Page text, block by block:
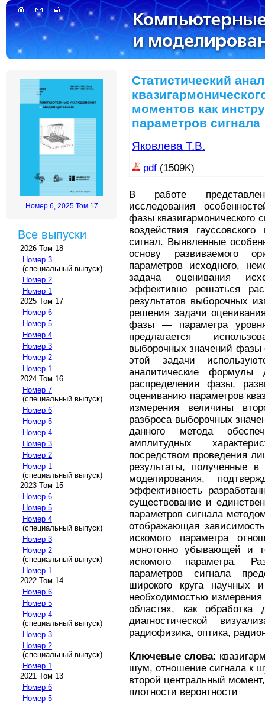
Номер 6, 2025 Том 17
Все выпуски
2026 Том 18
Номер 3
(специальный выпуск)
Номер 2
Номер 1
2025 Том 17
Номер 6
Номер 5
Номер 4
Номер 3
Номер 2
Номер 1
2024 Том 16
Номер 7
(специальный выпуск)
Номер 6
Номер 5
Номер 4
Номер 3
Номер 2
Номер 1
(специальный выпуск)
2023 Том 15
Номер 6
Номер 5
Номер 4
(специальный выпуск)
Номер 3
Номер 2
(специальный выпуск)
Номер 1
2022 Том 14
Номер 6
Номер 5
Номер 4
(специальный выпуск)
Номер 3
Номер 2
(специальный выпуск)
Номер 1
2021 Том 13
Номер 6
Номер 5
Статистический
моментов как
параметров сигнала
Яковлева Т.В.
pdf (1509K)
В работе
исследования
фазы квазигармонического
воздействия
сигнал. Выявленные
основу развиваемого
параметров исходного,
задача оценивания
эффективно решаться
результатов выборочных
решения задачи
фазы — параметра
предлагается
выборочных значений фазы
этой задачи
аналитические
распределения фазы,
оцениванию параметров
измерения величины
разброса выборочных
данного метода
амплитудных
посредством проведения
результаты, полученные в
моделирования,
эффективность
существование и
параметров сигнала
отображающая
искомого параметра
монотонно убывающей и
искомого параметра.
параметров сигнала
широкого круга научных
необходимостью
областях, как
диагностической
радиофизика, оптика,
Ключевые слова:
шум, отношение сигнала к
второй центральный
плотности вероятности